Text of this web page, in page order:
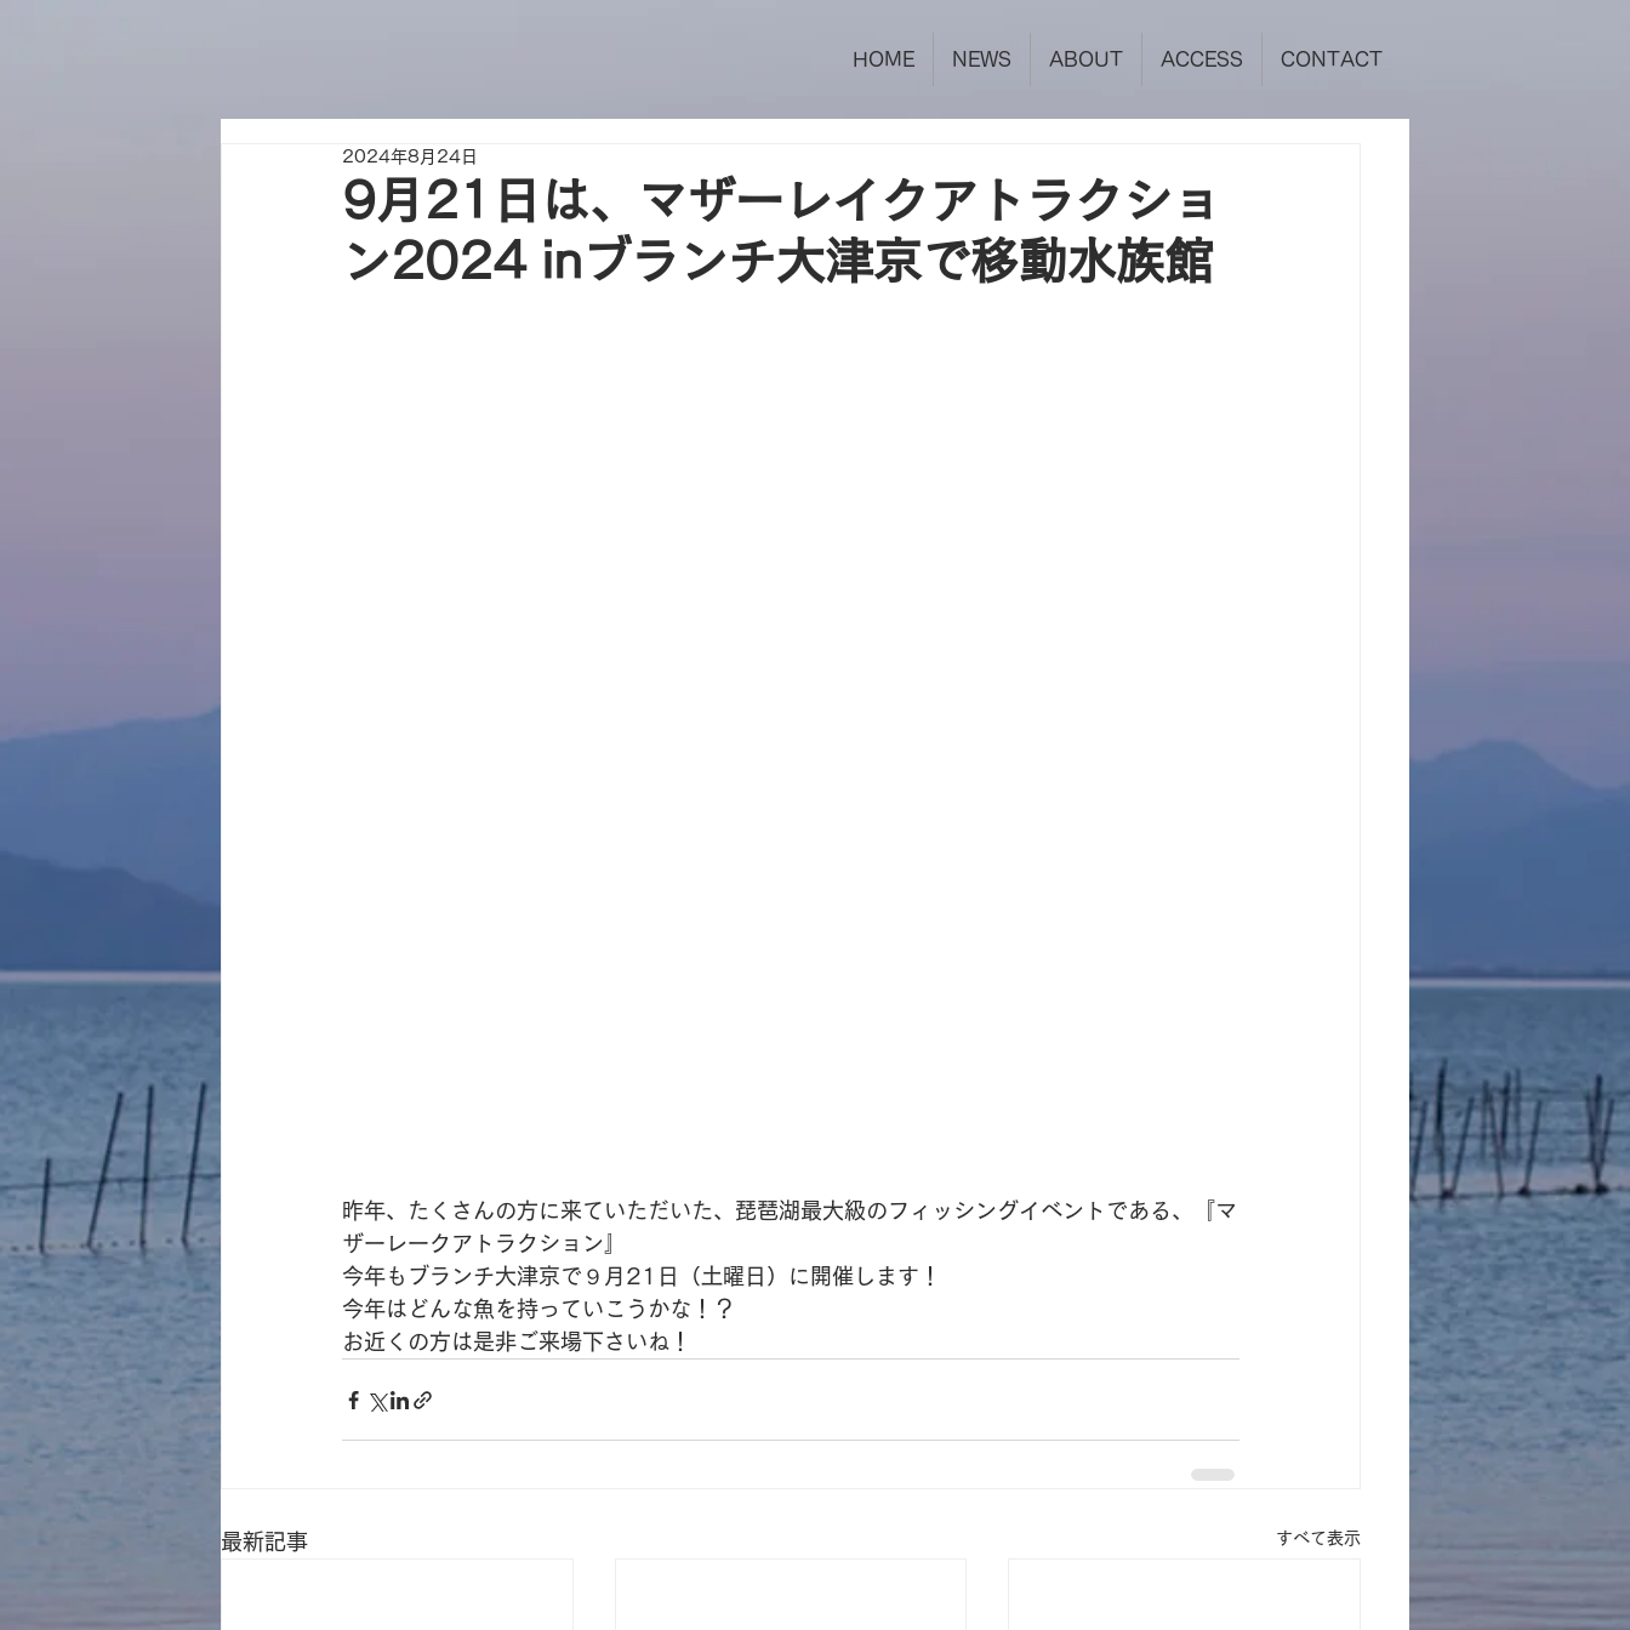
HOME NEWS ABOUT ACCESS CONTACT
9月21日は、マザーレイクアトラクショ
ン2024 inブランチ大津京で移動水族館
2024年8月24日
昨年、たくさんの方に来ていただいた、琵琶湖最大級のフィッシングイベントである、『マ
ザーレークアトラクション』
今年もブランチ大津京で９月21日（土曜日）に開催します！
今年はどんな魚を持っていこうかな！？
お近くの方は是非ご来場下さいね！
最新記事 すべて表示